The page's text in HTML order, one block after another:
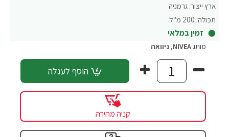
ארץ ייצור: גרמניה
תכולה: 200 מ"ל
זמין במלאי
מותגNIVEA
, ניוואה
הוסף לעגלה
קניה מהירה